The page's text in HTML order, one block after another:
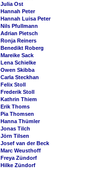
Julia Ost
Hannah Peter
Hannah Luisa Peter
Nils Pfullmann
Adrian Pietsch
Ronja Reiners
Benedikt Roberg
Mareike Sack
Lena Schielke
Owen Skibba
Carla Steckhan
Felix Stoll
Frederik Stoll
Kathrin Thiem
Erik Thoms
Pia Thomsen
Hanna Thümler
Jonas Tilch
Jörn Tilsen
Josef van der Beck
Marc Weusthoff
Freya Zündorf
Hilke Zündorf